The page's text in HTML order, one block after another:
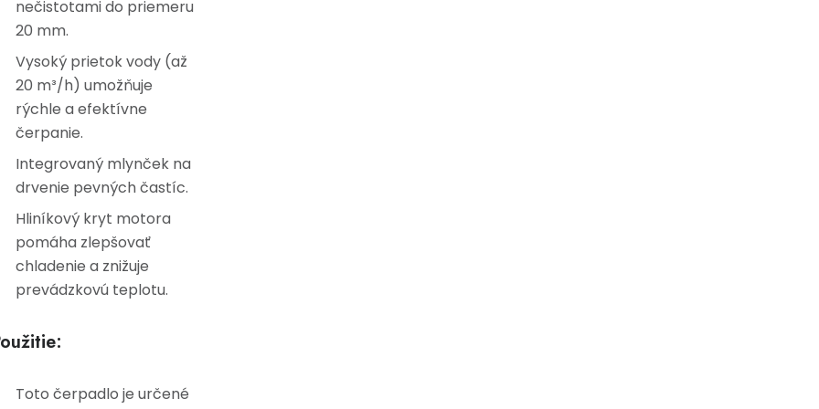
nečistotami do priemeru
20 mm.
Vysoký prietok vody (až
20 m³/h) umožňuje
rýchle a efektívne
čerpanie.
Integrovaný mlynček na
drvenie pevných častíc.
Hliníkový kryt motora
pomáha zlepšovať
chladenie a znižuje
prevádzkovú teplotu.
Toto čerpadlo je určené